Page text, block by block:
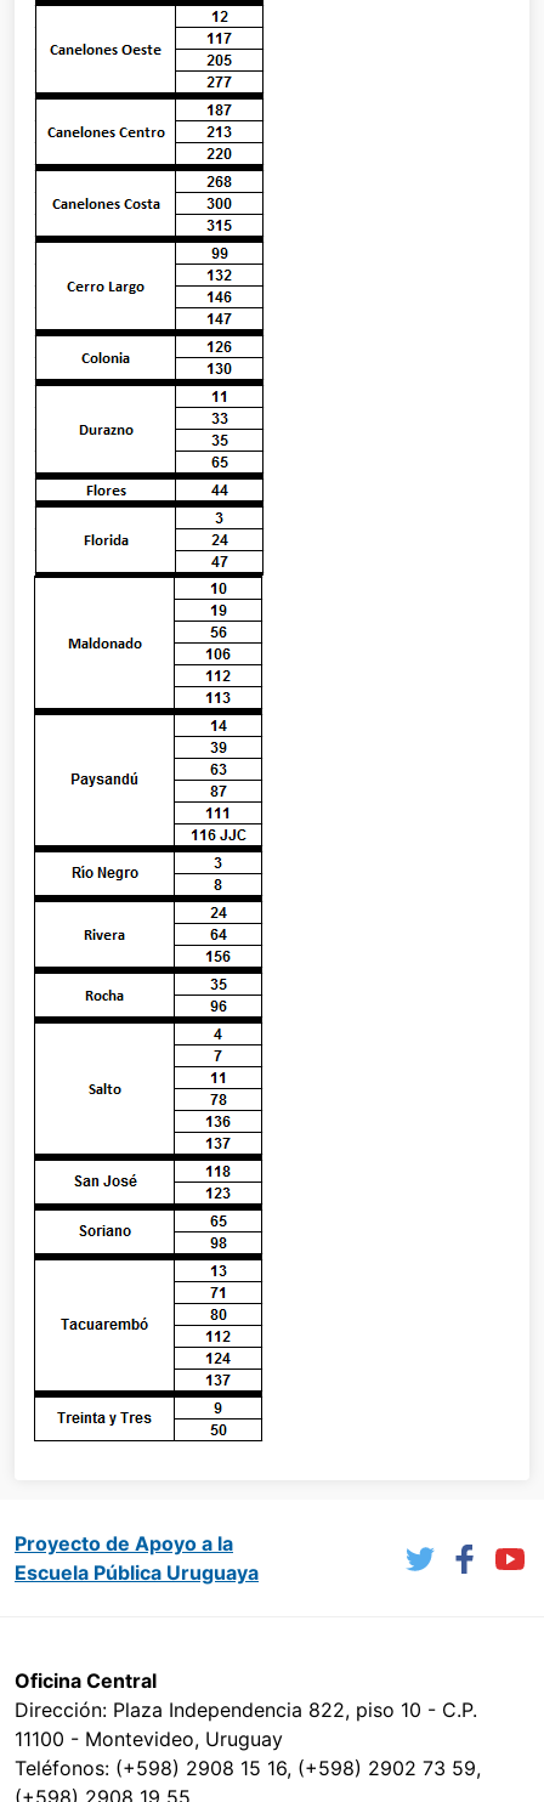
Proyecto de Apoyo a la
Escuela Pública Uruguaya
Oficina Central
Dirección: Plaza Independencia 822, piso 10 - C.P.
11100 - Montevideo, Uruguay
Teléfonos: (+598) 2908 15 16, (+598) 2902 73 59,